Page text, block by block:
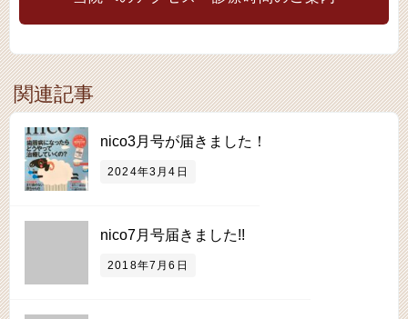
関連記事
nico3月号が届きました！
2024年3月4日
nico7月号届きました!!
2018年7月6日